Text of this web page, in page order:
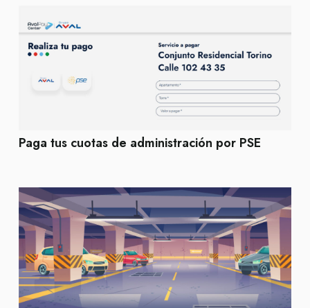
Paga tus cuotas de administración por PSE